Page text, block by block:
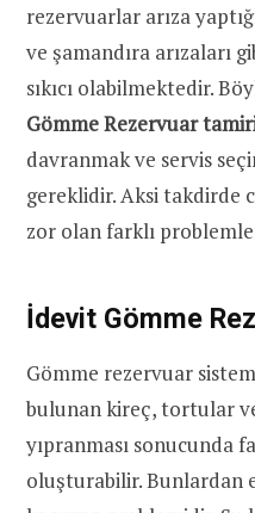
rezervuarlar arıza
ve şamandıra arızaları
sıkıcı olabilmektedir.
Gömme Rezervuar
davranmak ve servis
gereklidir. Aksi takdirde
zor olan farklı
İdevit Gömme
Gömme rezervuar
bulunan kireç, tortular
yıpranması sonucunda
oluşturabilir. Bunlardan